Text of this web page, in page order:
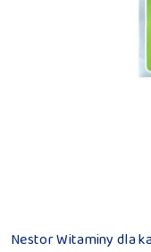
Nestor Witaminy dla